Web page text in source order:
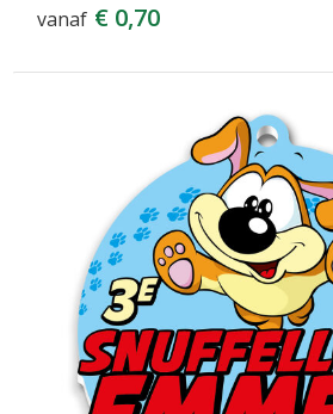
vanaf € 0,70